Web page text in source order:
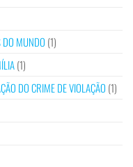
DO MUNDO (1)
(1)
DO CRIME DE VIOLAÇÃO (1)